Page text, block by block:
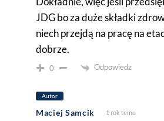
JDG bo za duże składki
niech przejdą na pracę na
dobrze.
0 Odpowiedz
Autor
Maciej Samcik 1 rok temu